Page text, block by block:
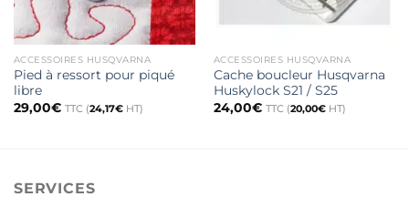
ACCESSOIRES HUSQVARNA
Pied à ressort pour piqué
libre
29,00€ TTC (24,17€HT)
ACCESSOIRES HUSQVARNA
Cache boucleur Husqvarna
Huskylock S21 / S25
24,00€ TTC (20,00€HT)
SERVICES